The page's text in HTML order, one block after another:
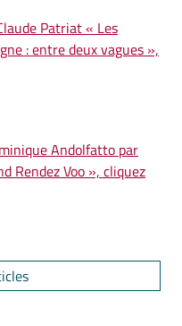
Patriat « Les
: entre deux vagues »,
Andolfatto par
Rendez Voo », cliquez